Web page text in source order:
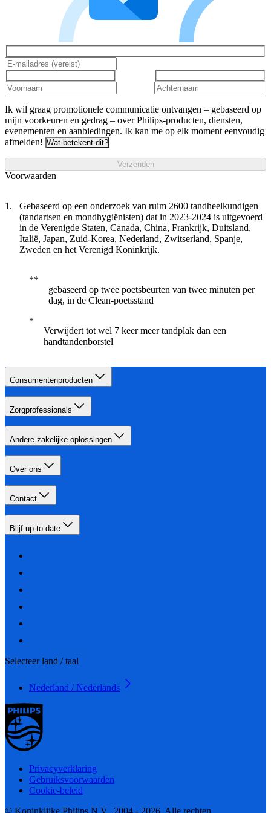
Ik wil graag promotionele communicatie ontvangen – gebaseerd op
mijn voorkeuren en gedrag – over Philips-producten, diensten,
evenementen en aanbiedingen. Ik kan me op elk moment eenvoudig
afmelden! Wat betekent dit?
Verzenden
Voorwaarden
Gebaseerd op een onderzoek van ruim 2600 tandheelkundigen
(tandartsen en mondhygiënisten) dat in 2023-2024 is uitgevoerd
in de Verenigde Staten, Canada, China, Frankrijk, Duitsland,
Italië, Japan, Zuid-Korea, Nederland, Zwitserland, Spanje,
Zweden en het Verenigd Koninkrijk.
gebaseerd op twee poetsbeurten van twee minuten per
dag, in de Clean-poetsstand
Verwijdert tot wel 7 keer meer tandplak dan een
handtandenborstel
Consumentenproducten
Zorgprofessionals
Andere zakelijke oplossingen
Over ons
Contact
Blijf up-to-date
Selecteer land / taal
Nederland / Nederlands
Privacyverklaring
Gebruiksvoorwaarden
Cookie-beleid